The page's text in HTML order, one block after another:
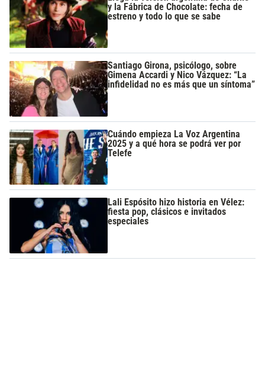
y la Fábrica de Chocolate: fecha de
estreno y todo lo que se sabe
Santiago Girona, psicólogo, sobre
Gimena Accardi y Nico Vázquez: “La
infidelidad no es más que un síntoma”
Cuándo empieza La Voz Argentina
2025 y a qué hora se podrá ver por
Telefe
Lali Espósito hizo historia en Vélez:
fiesta pop, clásicos e invitados
especiales